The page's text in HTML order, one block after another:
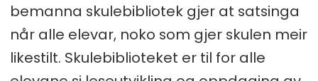
bemanna skulebibliotek gjer at satsinga
når alle elevar, noko som gjer skulen meir
likestilt. Skulebiblioteket er til for alle